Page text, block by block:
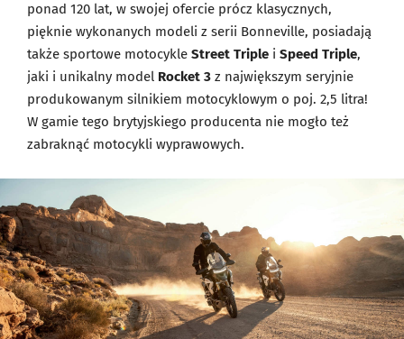
ponad 120 lat, w swojej ofercie prócz klasycznych,
pięknie wykonanych modeli z serii Bonneville, posiadają
także sportowe motocykle Street Triple i Speed Triple,
jaki i unikalny model Rocket 3 z największym seryjnie
produkowanym silnikiem motocyklowym o poj. 2,5 litra!
W gamie tego brytyjskiego producenta nie mogło też
zabraknąć motocykli wyprawowych.